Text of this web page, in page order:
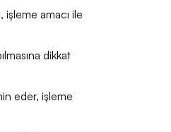
amacı ile
dikkat
eder, işleme